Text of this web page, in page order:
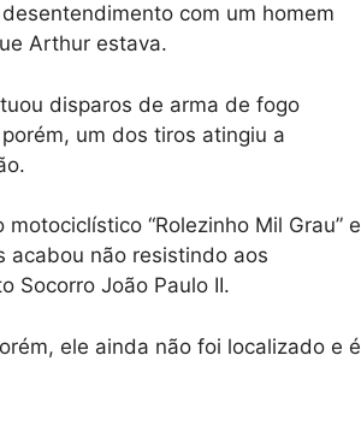
com um homem
Arthur estava.
disparos de arma de fogo
um dos tiros atingiu a
“Rolezinho Mil Grau” e
acabou não resistindo aos
Socorro João Paulo II.
ele ainda não foi localizado e é